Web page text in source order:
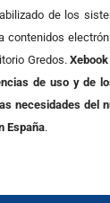
de los
Gredos.
de uso y de
necesidades
España.